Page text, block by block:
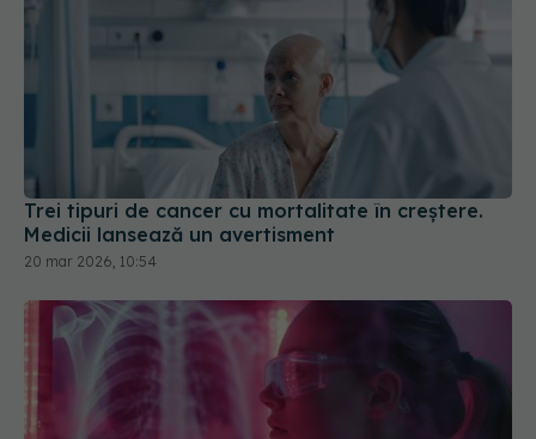
Trei tipuri de cancer cu mortalitate în creștere.
Medicii lansează un avertisment
20 mar 2026, 10:54